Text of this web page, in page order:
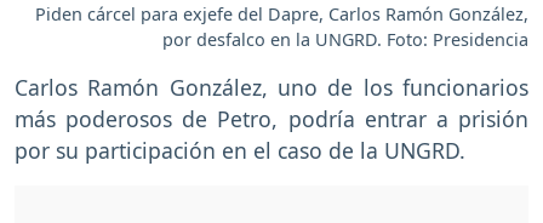
Piden cárcel para exjefe del Dapre, Carlos Ramón González,
por desfalco en la UNGRD. Foto: Presidencia
Carlos Ramón González, uno de los funcionarios
más poderosos de Petro, podría entrar a prisión
por su participación en el caso de la UNGRD.